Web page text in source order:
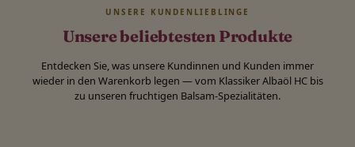
Unsere beliebtesten Produkte
UNSERE KUNDENLIEBLINGE
Entdecken Sie, was unsere Kundinnen und Kunden immer
wieder in den Warenkorb legen — vom Klassiker Albaöl HC bis
zu unseren fruchtigen Balsam-Spezialitäten.